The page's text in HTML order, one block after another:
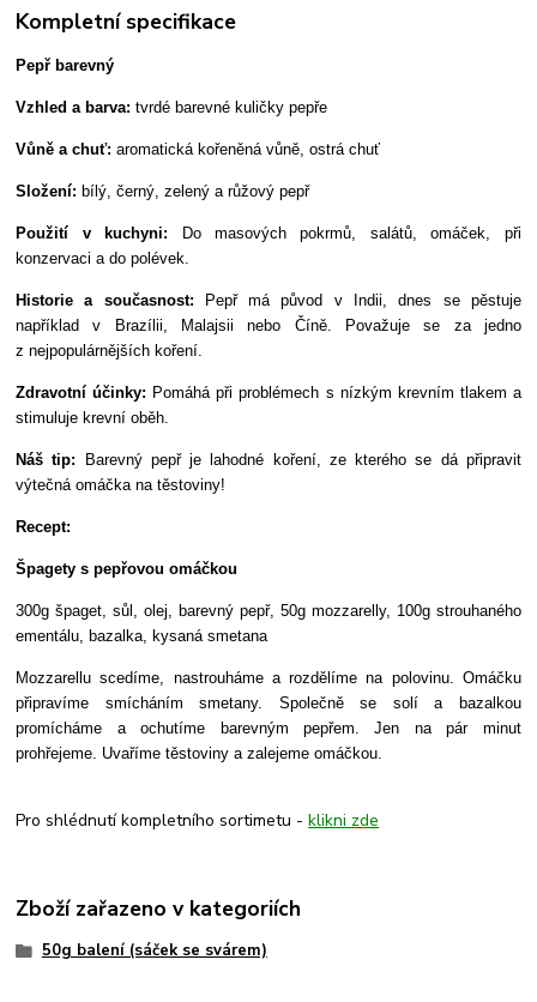
Kompletní specifikace
Pepř barevný
Vzhled a barva: tvrdé barevné kuličky pepře
Vůně a chuť: aromatická kořeněná vůně, ostrá chuť
Složení: bílý, černý, zelený a růžový pepř
Použití v kuchyni: Do masových pokrmů, salátů, omáček, při
konzervaci a do polévek.
Historie a současnost: Pepř má původ v Indii, dnes se pěstuje
například v Brazílii, Malajsii nebo Číně. Považuje se za jedno
z nejpopulárnějších koření.
Zdravotní účinky: Pomáhá při problémech s nízkým krevním tlakem a
stimuluje krevní oběh.
Náš tip: Barevný pepř je lahodné koření, ze kterého se dá připravit
výtečná omáčka na těstoviny!
Recept:
Špagety s pepřovou omáčkou
300g špaget, sůl, olej, barevný pepř, 50g mozzarelly, 100g strouhaného
ementálu, bazalka, kysaná smetana
Mozzarellu scedíme, nastrouháme a rozdělíme na polovinu. Omáčku
připravíme smícháním smetany. Společně se solí a bazalkou
promícháme a ochutíme barevným pepřem. Jen na pár minut
prohřejeme. Uvaříme těstoviny a zalejeme omáčkou.
Pro shlédnutí kompletního sortimetu -klikni zde
Zboží zařazeno v kategoriích
50g balení (sáček se svárem)